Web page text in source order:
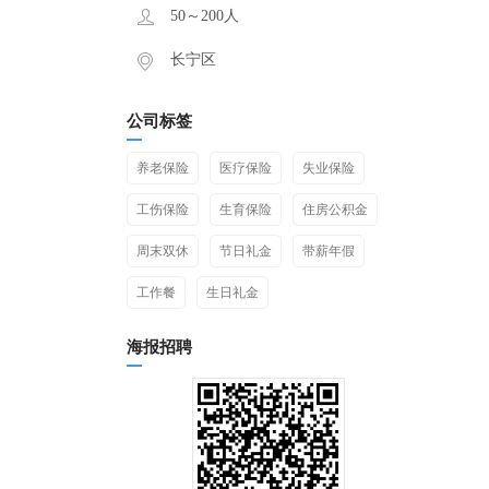
50～200人
长宁区
公司标签
养老保险 医疗保险 失业保险
工伤保险 生育保险 住房公积金
周末双休 节日礼金 带薪年假
工作餐 生日礼金
海报招聘